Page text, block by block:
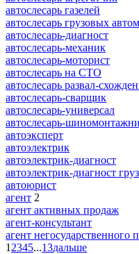
автослесарь газелей
автослесарь грузовых
автослесарь-диагност
автослесарь-механик
автослесарь-моторист
автослесарь на СТО
автослесарь развал-
автослесарь-сварщик
автослесарь-универсал
автослесарь-
автоэксперт
автоэлектрик
автоэлектрик-диагност
автоэлектрик-диагност
автоюрист
агент 2
агент активных продаж
агент-консультант
агент негосударственного
1 2345...13дальше